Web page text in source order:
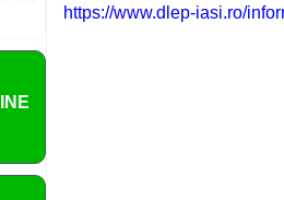
https://www.dlep-iasi.ro/